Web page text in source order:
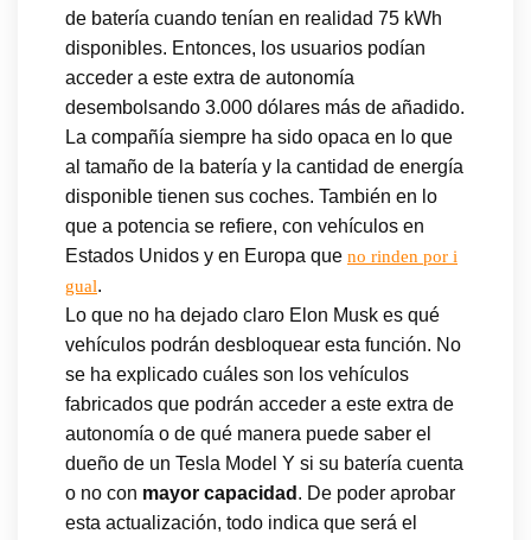
de batería cuando tenían en realidad 75 kWh
disponibles. Entonces, los usuarios podían
acceder a este extra de autonomía
desembolsando 3.000 dólares más de añadido.
La compañía siempre ha sido opaca en lo que
al tamaño de la batería y la cantidad de energía
disponible tienen sus coches. También en lo
que a potencia se refiere, con vehículos en
Estados Unidos y en Europa que no rinden por i
gual.
Lo que no ha dejado claro Elon Musk es qué
vehículos podrán desbloquear esta función. No
se ha explicado cuáles son los vehículos
fabricados que podrán acceder a este extra de
autonomía o de qué manera puede saber el
dueño de un Tesla Model Y si su batería cuenta
o no con mayor capacidad . De poder aprobar
esta actualización, todo indica que será el